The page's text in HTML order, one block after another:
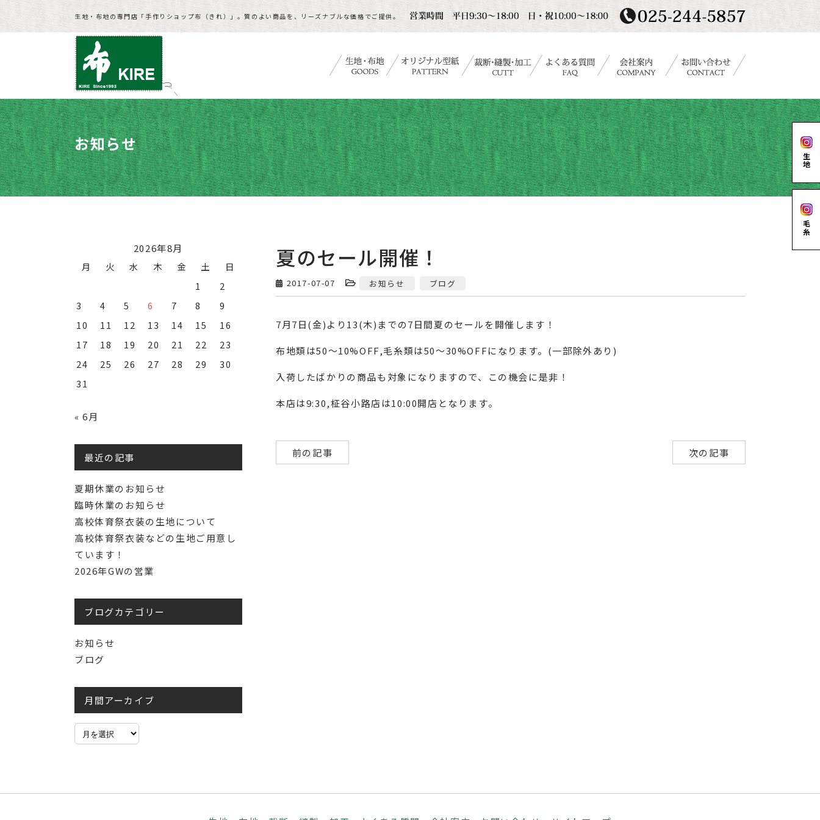
生地・布地の専門店「手作りショップ布（きれ）」。質のよい商品を、リーズナブルな価格でご提供。
お知らせ
夏のセール開催！
2017-07-07 お知らせ ブログ
7月7日(金)より13(木)までの7日間夏のセールを開催します！
布地類は50～10%OFF,毛糸類は50～30%OFFになります。(一部除外あり)
入荷したばかりの商品も対象になりますので、この機会に是非！
本店は9:30,柾谷小路店は10:00開店となります。
前の記事 次の記事
2026年8月
月
火 水 木 金 土
日
1
2
3
4 5 6 7 8
9
10
11 12 13 14 15
16
17
18 19 20 21 22
23
24
25 26 27 28 29
30
31
« 6月
最近の記事
夏期休業のお知らせ
臨時休業のお知らせ
高校体育祭衣装の生地について
高校体育祭衣装などの生地ご用意し
ています！
2026年GWの営業
ブログカテゴリー
お知らせ
ブログ
月間アーカイブ
間
カ
生地
毛糸